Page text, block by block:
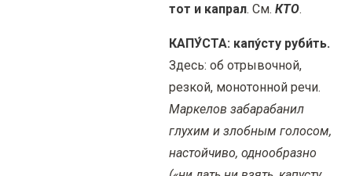
тот и капрал. См. КТО.
КАПУ́СТА: капу́сту руби́ть.
Здесь: об отрывочной,
резкой, монотонной речи.
Маркелов забарабанил
глухим и злобным голосом,
настойчиво, однообразно